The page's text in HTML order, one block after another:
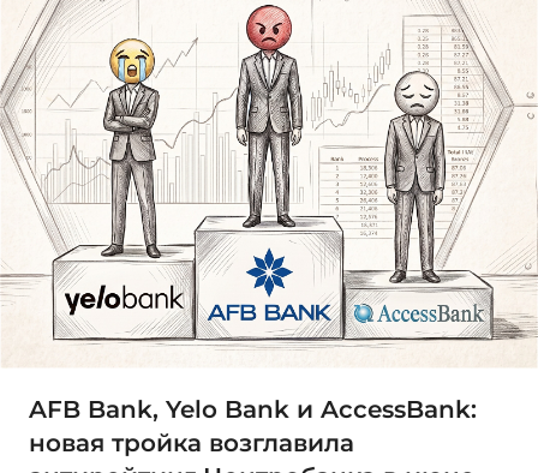
AFB Bank, Yelo Bank и AccessBank:
новая тройка возглавила